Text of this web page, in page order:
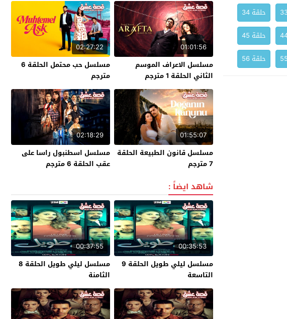
حلقة 34
حلقة 45
حلقة 56
01:01:56
مسلسل الاعراف الموسم
الثاني الحلقة 1 مترجم
02:27:22
مسلسل حب محتمل الحلقة 6
مترجم
01:55:07
مسلسل قانون الطبيعة الحلقة
7 مترجم
02:18:29
مسلسل اسطنبول راسا على
عقب الحلقة 6 مترجم
شاهد ايضاً :
00:35:53
مسلسل ليلي طويل الحلقة 9
التاسعة
00:37:55
مسلسل ليلي طويل الحلقة 8
الثامنة